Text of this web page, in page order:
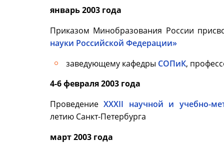
январь 2003 года
Приказом Минобразования России
науки Российской Федерации»
заведующему кафедры СОПиК,
4-6 февраля 2003 года
ПроведениеXXXII научной и учебно-
летию Санкт-Петербурга
март 2003 года